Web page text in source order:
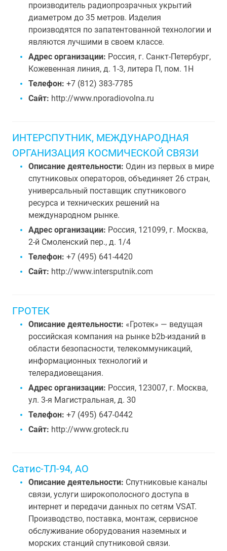
производитель радиопрозрачных укрытий
диаметром до 35 метров. Изделия
производятся по запатентованной технологии и
являются лучшими в своем классе.
Адрес организации: Россия, г. Санкт-Петербург,
Кожевенная линия, д. 1-3, литера П, пом. 1Н
Телефон: +7 (812) 383-7785
Сайт: http://www.nporadiovolna.ru
ИНТЕРСПУТНИК, МЕЖДУНАРОДНАЯ
ОРГАНИЗАЦИЯ КОСМИЧЕСКОЙ СВЯЗИ
Описание деятельности: Один из первых в мире
спутниковых операторов, объединяет 26 стран,
универсальный поставщик спутникового
ресурса и технических решений на
международном рынке.
Адрес организации: Россия, 121099, г. Москва,
2-й Смоленский пер., д. 1/4
Телефон: +7 (495) 641-4420
Сайт: http://www.intersputnik.com
ГРОТЕК
Описание деятельности: «Гротек» — ведущая
российская компания на рынке b2b-изданий в
области безопасности, телекоммуникаций,
информационных технологий и
телерадиовещания.
Адрес организации: Россия, 123007, г. Москва,
ул. 3-я Магистральная, д. 30
Телефон: +7 (495) 647-0442
Сайт: http://www.groteck.ru
Сатис-ТЛ-94, АО
Описание деятельности: Спутниковые каналы
связи, услуги широкополосного доступа в
интернет и передачи данных по сетям VSAT.
Производство, поставка, монтаж, сервисное
обслуживание оборудования наземных и
морских станций спутниковой связи.